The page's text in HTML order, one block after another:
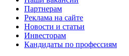
Партнерам
Реклама на сайте
Новости и статьи
Инвесторам
Кандидаты по профессиям